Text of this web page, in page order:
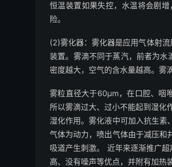
恒温装置如果失控，水温将会剧
险。
(2)雾化器：雾化器是应用气体射
装置。雾滴不同于蒸汽，前者为水
密度越大，空气的含水量越高。雾
雾粒直径大于60μm，在口腔、咽
所以雾滴过大、过小不能起到湿
湿化作用。雾化液中可加入抗生素
气体为动力，喷出气体由于减压和
吸道产生刺激。 近年来逐渐推广
高、没有噪声等优点，并附有加热